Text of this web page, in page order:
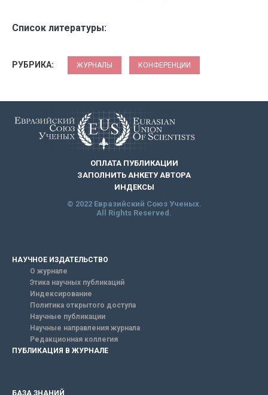
Список литературы:
РУБРИКА: ЖУРНАЛЫ КОНФЕРЕНЦИИ
ОПЛАТА ПУБЛИКАЦИИ
ЗАПОЛНИТЬ АНКЕТУ АВТОРА
ИНДЕКСЫ
© 2022 Евразийский Союз Ученых.
All Rights Reserved.
НАУЧНОЕ ИЗДАТЕЛЬСТВО
О журнале
Этика научных публикаций
Индексирование
Политика открытого доступа
Научные публикации
Научные направления журнала
Редакционная коллегия
ПУБЛИКАЦИЯ В ЖУРНАЛЕ